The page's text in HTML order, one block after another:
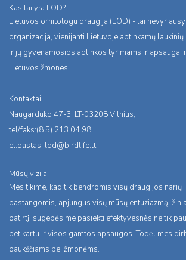
Kas tai yra LOD?
Lietuvos ornitologu draugija (LOD) - tai
organizacija, vienijanti Lietuvoje aptinkamų laukinių
ir jų gyvenamosios aplinkos tyrimams ir apsaugai
Lietuvos žmones.
Kontaktai:
Naugarduko 47-3, LT-03208 Vilnius,
tel/faks:(8 5) 213 04 98,
el.pastas: lod@birdlife.lt
Mūsų vizija
Mes tikime, kad tik bendromis visų draugijos narių
pastangomis, apjungus visų mūsų entuziazmą,
patirtį, sugebėsime pasiekti efektyvesnės ne tik
bet kartu ir visos gamtos apsaugos. Todėl mes
paukščiams bei žmonėms.